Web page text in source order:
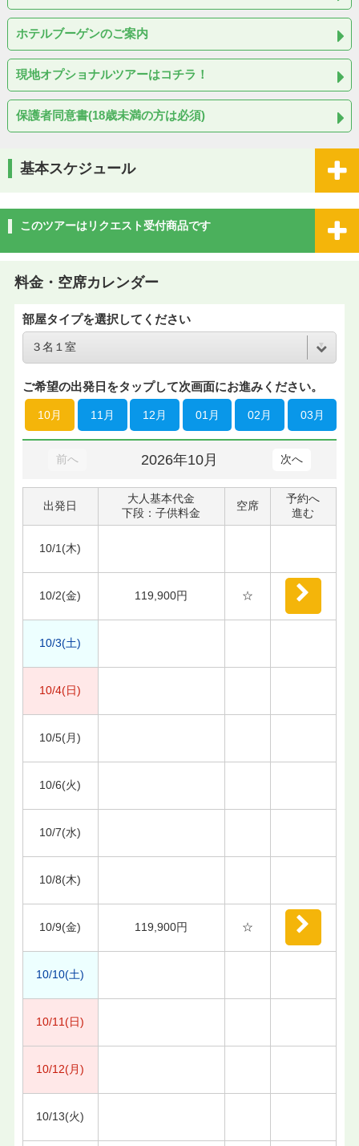
ホテルブーゲンのご案内
現地オプショナルツアーはコチラ！
保護者同意書(18歳未満の方は必須)
基本スケジュール
このツアーはリクエスト受付商品です
料金・空席カレンダー
部屋タイプを選択してください
ご希望の出発日をタップして次画面にお進みください。
10月 11月 12月 01月 02月 03月
前へ 2026年10月 次へ
出発日
大人基本代金
下段：子供料金
空席
予約へ
進む
10/1(木)
10/2(金) 119,900円 ☆
10/3(土)
10/4(日)
10/5(月)
10/6(火)
10/7(水)
10/8(木)
10/9(金) 119,900円 ☆
10/10(土)
10/11(日)
10/12(月)
10/13(火)